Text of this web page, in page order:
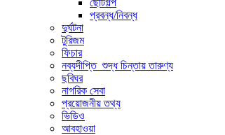
ছোটগল্প
প্রবন্ধ/নিবন্ধ
দুর্ঘটনা
টুরিজম
ফিচার
নব্যদীপ্তি_শুদ্ধ চিন্তায় তারুণ্য
ছবিঘর
নাগরিক সেবা
প্রয়োজনীয় তথ্য
ভিডিও
আবহাওয়া